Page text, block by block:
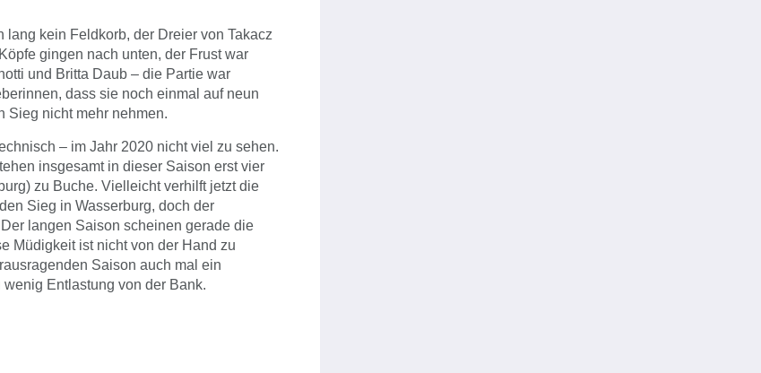
kein Feldkorb, der Dreier von Takacz
gingen nach unten, der Frust war
und Britta Daub – die Partie war
dass sie noch einmal auf neun
Sieg nicht mehr nehmen.
– im Jahr 2020 nicht viel zu sehen.
insgesamt in dieser Saison erst vier
zu Buche. Vielleicht verhilft jetzt die
Sieg in Wasserburg, doch der
langen Saison scheinen gerade die
Müdigkeit ist nicht von der Hand zu
Saison auch mal ein
Entlastung von der Bank.